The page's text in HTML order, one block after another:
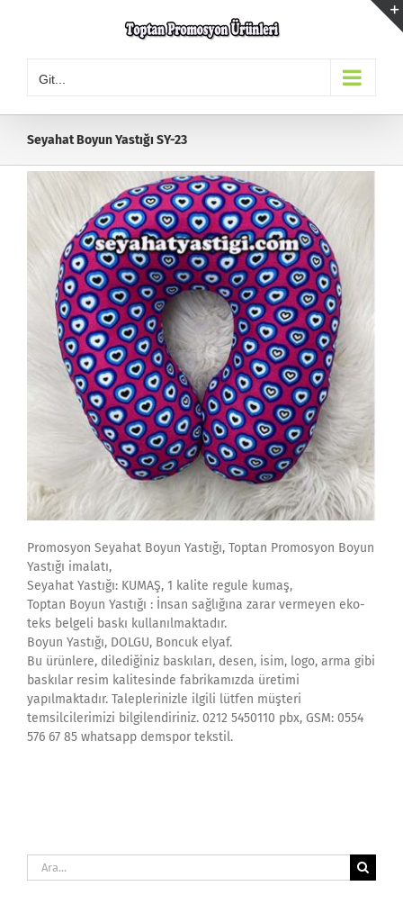
Git...
Seyahat Boyun Yastığı SY-23
Promosyon Seyahat Boyun Yastığı, Toptan Promosyon Boyun
Yastığı imalatı,
Seyahat Yastığı: KUMAŞ, 1 kalite regule kumaş,
Toptan Boyun Yastığı : İnsan sağlığına zarar vermeyen eko-
teks belgeli baskı kullanılmaktadır.
Boyun Yastığı, DOLGU, Boncuk elyaf.
Bu ürünlere, dilediğiniz baskıları, desen, isim, logo, arma gibi
baskılar resim kalitesinde fabrikamızda üretimi
yapılmaktadır. Taleplerinizle ilgili lütfen müşteri
temsilcilerimizi bilgilendiriniz. 0212 5450110 pbx, GSM: 0554
576 67 85 whatsapp demspor tekstil.
Ara: